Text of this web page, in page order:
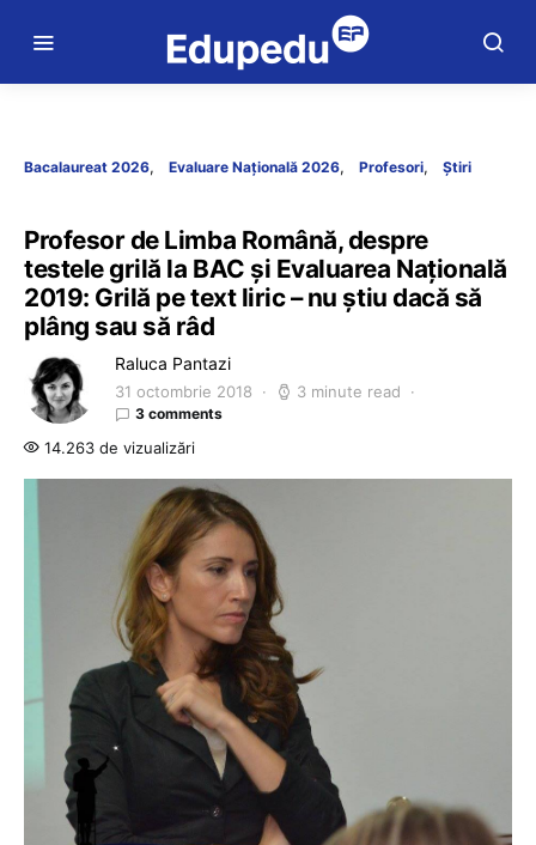
Bacalaureat 2026 Evaluare Națională 2026 Profesori Știri
Profesor de Limba Română, despre
testele grilă la BAC și Evaluarea Națională
2019: Grilă pe text liric – nu știu dacă să
plâng sau să râd
Raluca Pantazi
31 octombrie 2018 3 minute read
3 comments
14.263 de vizualizări